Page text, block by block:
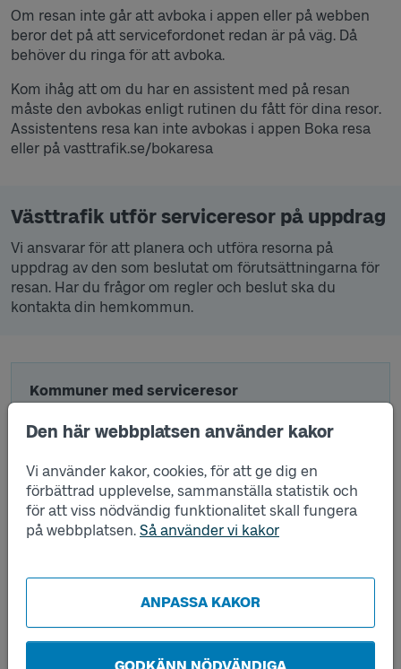
Den här webbplatsen använder kakor
Vi använder kakor, cookies, för att ge dig en
förbättrad upplevelse, sammanställa statistik och
för att viss nödvändig funktionalitet skall fungera
på webbplatsen. Så använder vi kakor
ANPASSA KAKOR
GODKÄNN NÖDVÄNDIGA
Om resan inte går att avboka i appen eller på webben
beror det på att servicefordonet redan är på väg. Då
behöver du ringa för att avboka.
Kom ihåg att om du har en assistent med på resan
måste den avbokas enligt rutinen du fått för dina resor.
Assistentens resa kan inte avbokas i appen Boka resa
eller på vasttrafik.se/bokaresa
Västtrafik utför serviceresor på uppdrag
Vi ansvarar för att planera och utföra resorna på
uppdrag av den som beslutat om förutsättningarna för
resan. Har du frågor om regler och beslut ska du
kontakta din hemkommun.
Kommuner med serviceresor
VÄLJ KOMMUN
Vara
information om regler och beslut kontakta
kommunen.
Vara kommun